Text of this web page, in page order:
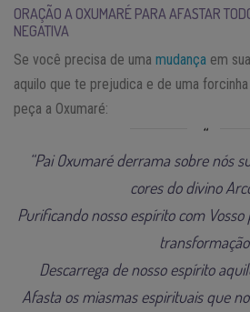
ORAÇÃO A OXUMARÉ PARA AFASTAR
NEGATIVA
Se você precisa de uma mudança em
aquilo que te prejudica e de uma
peça a Oxumaré:
“Pai Oxumaré derrama sobre nós
cores do divino
Purificando nosso espírito com
transformação
Descarrega de nosso espírito
Afasta os miasmas espirituais que